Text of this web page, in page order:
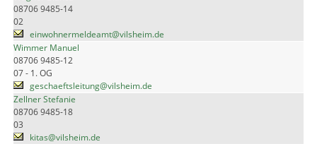
08706 9485-14
02
einwohnermeldeamt@vilsheim.de
Wimmer Manuel
08706 9485-12
07 - 1. OG
geschaeftsleitung@vilsheim.de
Zellner Stefanie
08706 9485-18
03
kitas@vilsheim.de